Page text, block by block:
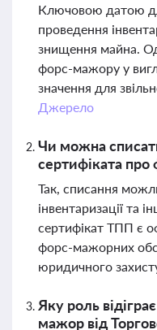
Ключовою датою
проведення
знищення майна.
форс-мажору у
значення для
Джерело
Чи можна
сертифіката
Так, списання
інвентаризації та
сертифікат ТПП є
форс-мажорних
юридичного
Яку роль
мажор від